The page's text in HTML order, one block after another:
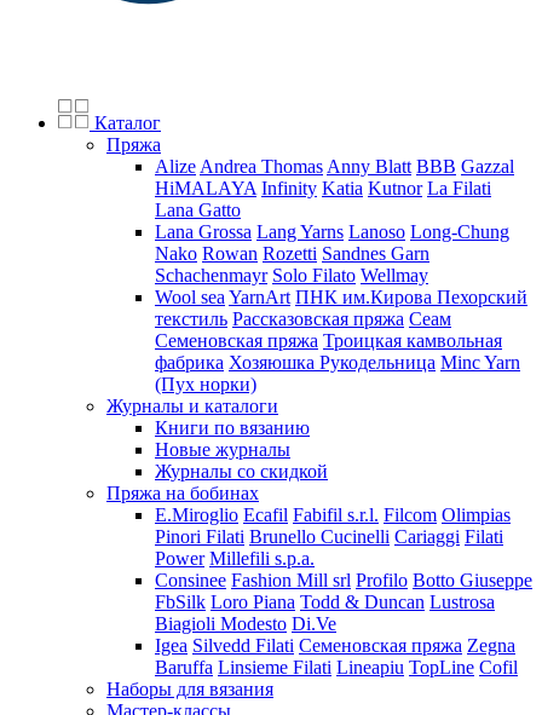
Каталог
Пряжа
Alize Andrea Thomas Anny Blatt BBB Gazzal
HiMALAYA Infinity Katia Kutnor La Filati
Lana Gatto
Lana Grossa Lang Yarns Lanoso Long-Chung
Nako Rowan Rozetti Sandnes Garn
Schachenmayr Solo Filato Wellmay
Wool sea YarnArt ПНК им.Кирова Пехорский
текстиль Рассказовская пряжа Сеам
Семеновская пряжа Троицкая камвольная
фабрика Хозяюшка Рукодельница Minc Yarn
(Пух норки)
Журналы и каталоги
Книги по вязанию
Новые журналы
Журналы со скидкой
Пряжа на бобинах
E.Miroglio Ecafil Fabifil s.r.l. Filcom Olimpias
Pinori Filati Brunello Cucinelli Cariaggi Filati
Power Millefili s.p.a.
Consinee Fashion Mill srl Profilo Botto Giuseppe
FbSilk Loro Piana Todd & Duncan Lustrosa
Biagioli Modesto Di.Ve
Igea Silvedd Filati Семеновская пряжа Zegna
Baruffa Linsieme Filati Lineapiu TopLine Cofil
Наборы для вязания
Мастер-классы